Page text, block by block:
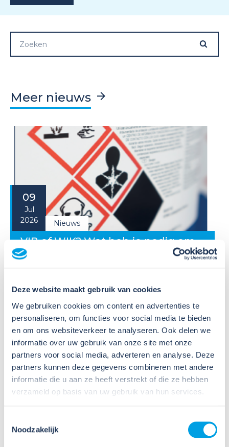
Deze website maakt gebruik van cookies
We gebruiken cookies om content en advertenties te
personaliseren, om functies voor social media te bieden
en om ons websiteverkeer te analyseren. Ook delen we
informatie over uw gebruik van onze site met onze
partners voor social media, adverteren en analyse. Deze
partners kunnen deze gegevens combineren met andere
informatie die u aan ze heeft verstrekt of die ze hebben
verzameld op basis van uw gebruik van hun services.
Noodzakelijk
Meer nieuws
09
Jul
2026
Nieuws
VIB of WIK? Wat heb je nodig om
veilig te werken met gevaarlijke
stoffen?
Veel organisaties hebben
Veiligheidsinformatiebladen (VIB's) of mini-VIB's
beschikbaar voor de gevaarlijke stoffen waarmee zij
werken. Dat is een belangrijke eerste stap, maar
daarmee voldoe je nog niet aan de verplichtingen
u...
Lees verder